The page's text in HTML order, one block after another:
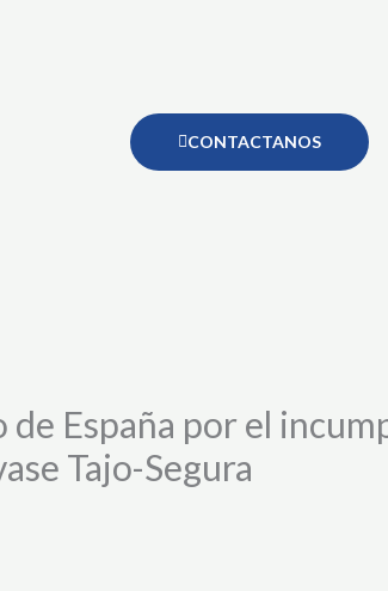
CONTACTANOS
de España por el
Tajo-Segura